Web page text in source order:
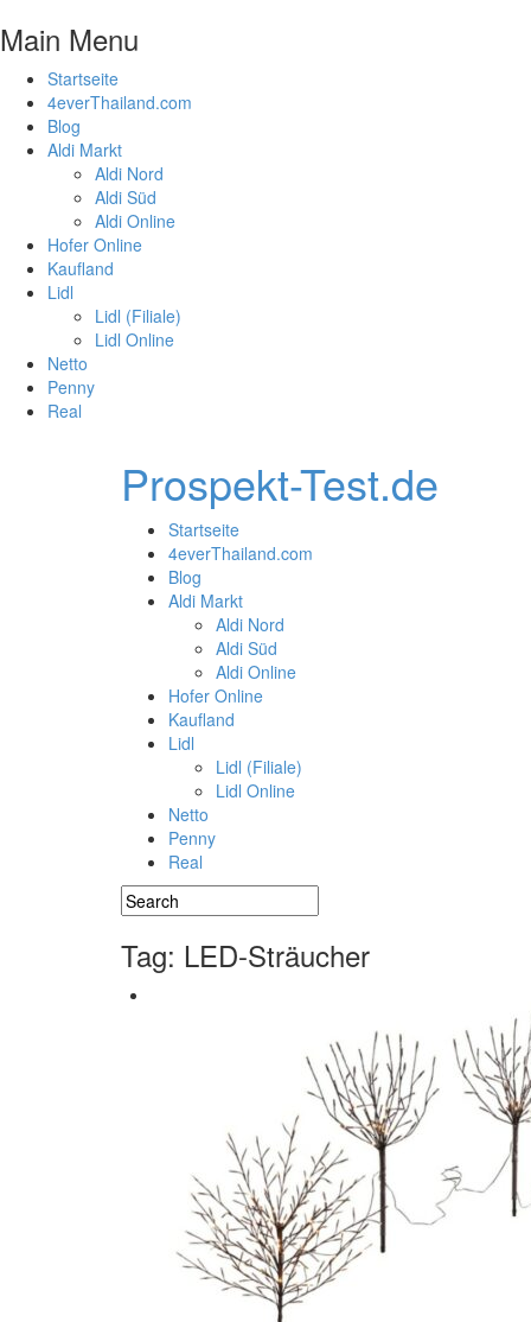
Main Menu
Startseite
4everThailand.com
Blog
Aldi Markt
Aldi Nord
Aldi Süd
Aldi Online
Hofer Online
Kaufland
Lidl
Lidl (Filiale)
Lidl Online
Netto
Penny
Real
Prospekt-Test.de
Startseite
4everThailand.com
Blog
Aldi Markt
Aldi Nord
Aldi Süd
Aldi Online
Hofer Online
Kaufland
Lidl
Lidl (Filiale)
Lidl Online
Netto
Penny
Real
Tag: LED-Sträucher